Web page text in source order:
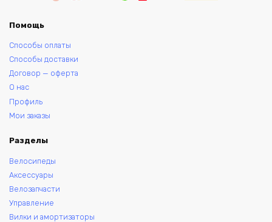
Помощь
Способы оплаты
Способы доставки
Договор — оферта
О нас
Профиль
Мои заказы
Разделы
Велосипеды
Аксессуары
Велозапчасти
Управление
Вилки и амортизаторы